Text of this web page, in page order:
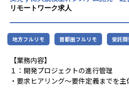
2020年3月に大学院修了後、株式会社
主にSaaS製品のデータ分析、および、
従事。
データを主軸にしたプロダクトを作り
2023年7月にナウキャストへ入社。
す。
・専任のデータサイエンティスト第
データ活用プロセスの構築を主導でき
・既存の仕組みが未整備だからこそ、
境 で試行錯誤しながら業務を進められ
3. キャリア成長の可能性
・今後の事業成長や上場準備に伴い、
込まれます。
DX企業】
テクノロジーにより進
おいて、TECH人材（
ueを有する人材）の専
て、社会に解き放ち、
活躍するTECHの海（
リモートワーク求人
地方フルリモ 首都圏フルリモ 受託開
【業務内容】
１：開発プロジェクトの進行管理
・要求ヒアリング〜要件定義までを